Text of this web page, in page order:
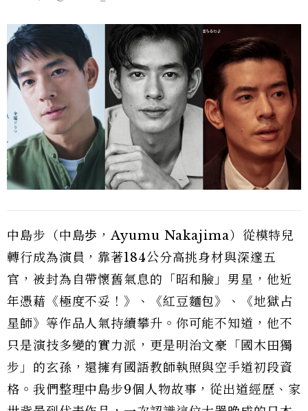
中島步（中島歩，Ayumu Nakajima）從模特兒
轉行成為演員，靠著184公分高挑身材與深邃五
官，被封為自帶懷舊氣息的「昭和臉」男星，他近
年憑藉《極度不妥！》、《紅豆麵包》、《地獄占
星師》等作品人氣持續攀升。你可能不知道，他不
只是演技多變的實力派，更是明治文豪「國木田獨
步」的玄孫，還擁有國語教師執照與空手道初段資
格。我們整理中島步9個人物故事，從出道經歷、家